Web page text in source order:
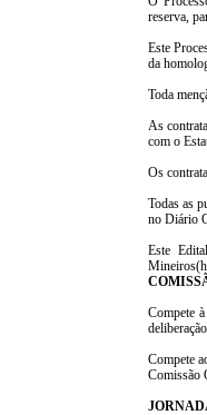
reserva,
Este
da
Toda
As
com o
Os
Todas as
no Diário
Este
Compete
Compete
Comissão